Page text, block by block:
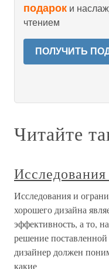
подарок и
чтением
ПОЛУЧИТЬ
Читайте
Исследования и
хорошего дизайна
эффективность, а то,
решение
дизайнер должен
какие